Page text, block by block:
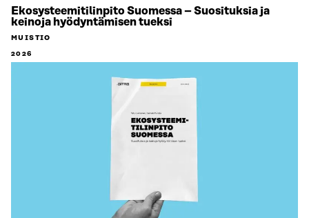
Ekosysteemitilinpito Suomessa – Suosituksia ja
keinoja hyödyntämisen tueksi
MUISTIO
2026